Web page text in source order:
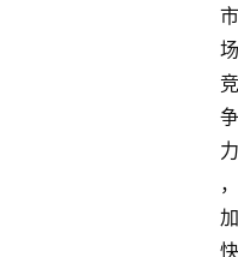
市
场
竞
争
力
，
加
快